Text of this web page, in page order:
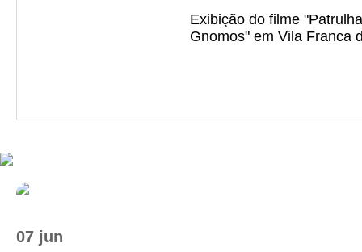
Exibição do filme
Gnomos" em Vila Franca
07 jun